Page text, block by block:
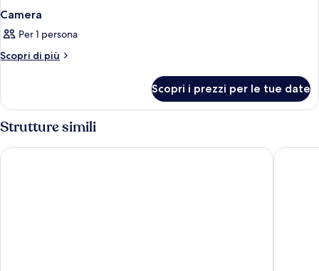
Camera
Per 1 persona
Scopri di più
Altri
Scopri i prezzi per le tue date
Strutture simili
Occidental Caribe - All Inclusive Grand